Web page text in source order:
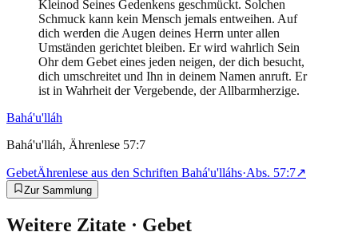
Kleinod Seines Gedenkens geschmückt. Solchen
Schmuck kann kein Mensch jemals entweihen. Auf
dich werden die Augen deines Herrn unter allen
Umständen gerichtet bleiben. Er wird wahrlich Sein
Ohr dem Gebet eines jeden neigen, der dich besucht,
dich umschreitet und Ihn in deinem Namen anruft. Er
ist in Wahrheit der Vergebende, der Allbarmherzige.
Bahá'u'lláh
Bahá'u'lláh, Ährenlese 57:7
GebetÄhrenlese aus den Schriften Bahá'u'lláhs·Abs. 57:7↗
Zur Sammlung
Weitere Zitate · Gebet